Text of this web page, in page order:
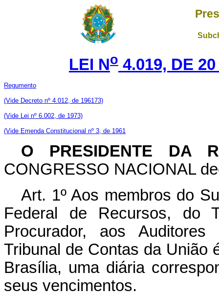
LEI No 4.019, DE
Regumento
(Vide Decreto nº 4.012, de 196173)
(Vide Lei nº 6.002, de 1973)
(Vide Emenda Constitucional nº 3, de 1961
O PRESIDENTE DA
CONGRESSO NACIONAL
Art. 1º Aos membros do
Federal de Recursos, do
Procurador, aos
Tribunal de Contas da União
Brasília, uma diária
seus vencimentos.